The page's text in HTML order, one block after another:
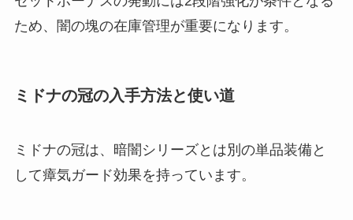
ため、闇の塊の在庫管理が重要になります。
ミドナの冠の入手方法と使い道
ミドナの冠は、暗闇シリーズとは別の単品装備と
して瘴気ガード効果を持っています。